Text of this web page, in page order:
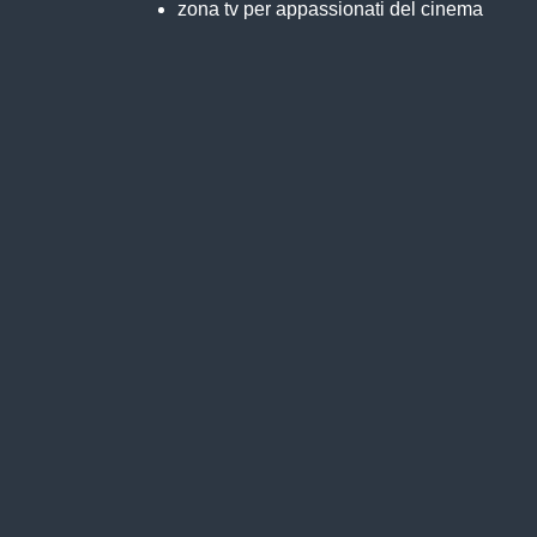
zona tv per appassionati del cinema